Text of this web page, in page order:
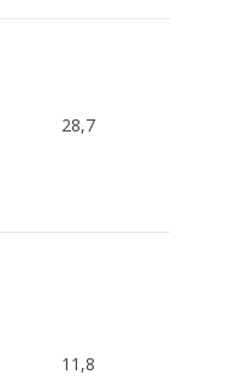
28,7
11,8